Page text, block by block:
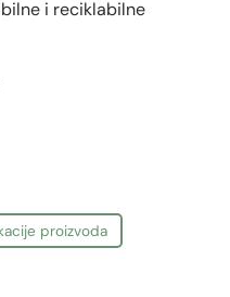
i reciklabilne
proizvoda